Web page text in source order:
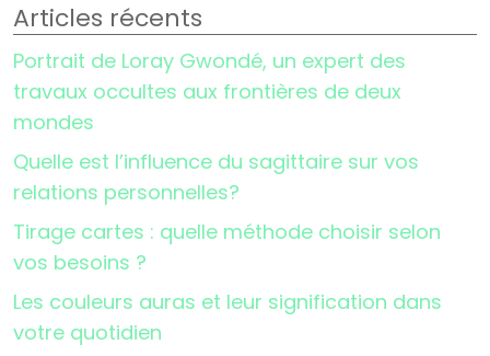
Articles récents
Portrait de Loray Gwondé, un expert des
travaux occultes aux frontières de deux
mondes
Quelle est l’influence du sagittaire sur vos
relations personnelles?
Tirage cartes : quelle méthode choisir selon
vos besoins ?
Les couleurs auras et leur signification dans
votre quotidien